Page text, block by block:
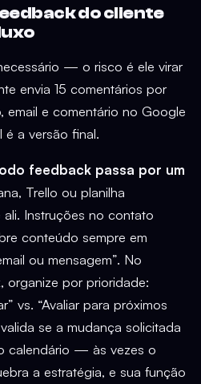
do cliente
— o risco é ele virar
envia 15 comentários por
email e comentário no Google
é a versão final.
feedback passa por um
Trello ou planilha
Instruções no contato
conteúdo sempre em
ou mensagem”. No
por prioridade:
vs. “Avaliar para próximos
se a mudança solicitada
calendário — às vezes o
a estratégia, e sua função